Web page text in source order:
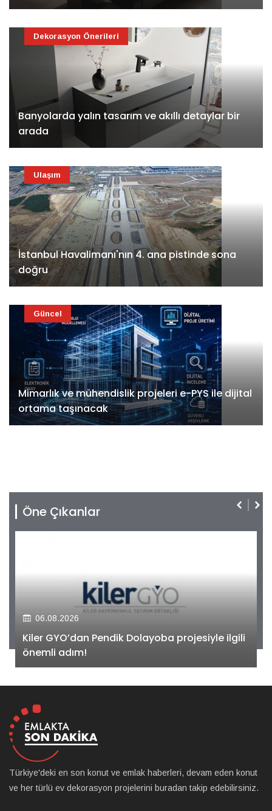
Banyolarda yalın tasarım ve akıllı detaylar bir
arada
Dekorasyon Önerileri
İstanbul Havalimanı'nın 4. ana pistinde sona
doğru
Ulaşım
Mimarlık ve mühendislik projeleri e-PYS ile dijital
ortama taşınacak
Güncel
Öne Çıkanlar
06.08.2026
Kiler GYO’dan Pendik Dolayoba projesiyle ilgili
önemli adım!
Türkiye'deki en son konut ve emlak haberleri, devam eden konut
ve her türlü ev dekorasyon projelerini buradan takip edebilirsiniz.